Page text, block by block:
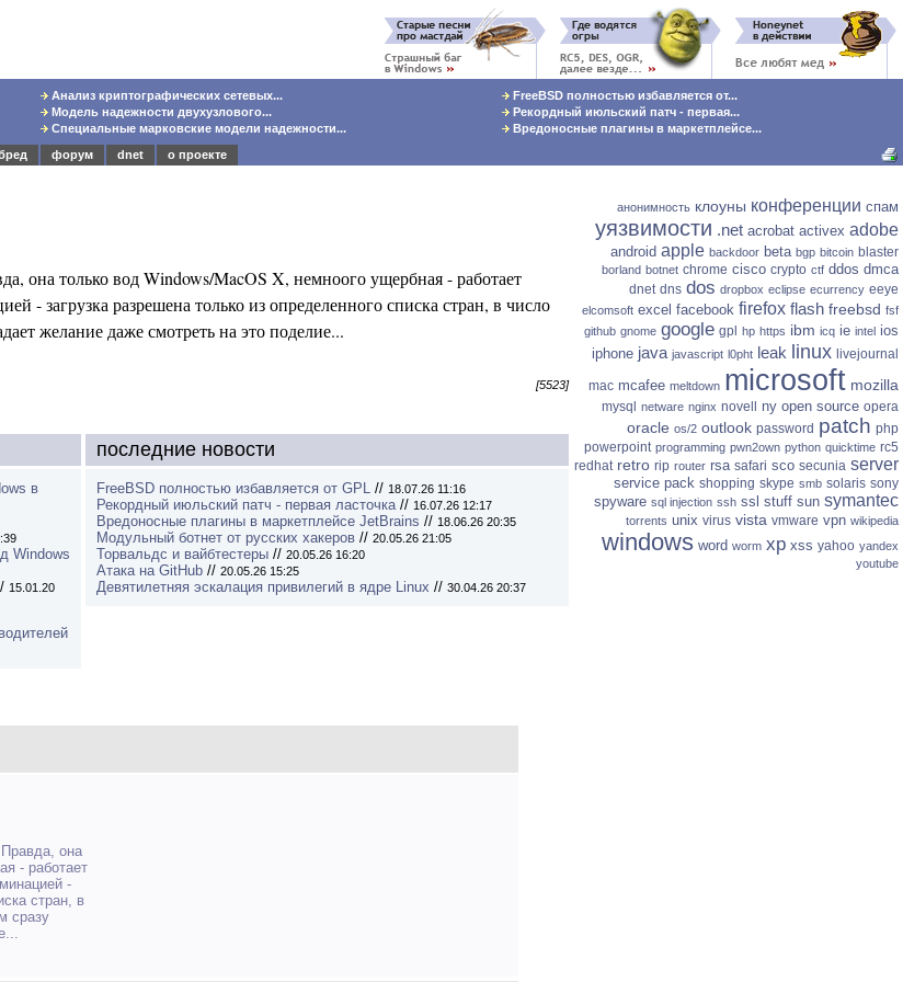
Анализ криптографических сетевых...
Модель надежности двухузлового...
Специальные марковские модели надежности...
FreeBSD полностью избавляется от...
Рекордный июльский патч - первая...
Вредоносные плагины в маркетплейсе...
форум dnet
о проекте
она только вод Windows/MacOS X, немноого ущербная - работает
- загрузка разрешена только из определенного списка стран, в число
желание даже смотреть на это поделие...
[5523]
в
Windows
15.01.20
последние новости
FreeBSD полностью избавляется от GPL // 18.07.26 11:16
Рекордный июльский патч - первая ласточка// 16.07.26 12:17
Вредоносные плагины в маркетплейсе JetBrains // 18.06.26 20:35
Модульный ботнет от русских хакеров // 20.05.26 21:05
Торвальдс и вайбтестеры // 20.05.26 16:20
Атака на GitHub // 20.05.26 15:25
Девятилетняя эскалация привилегий в ядре Linux // 30.04.26 20:37
она
- работает
-
стран, в
сразу
анонимность клоуны конференции спам
уязвимости .net acrobat activex adobe
android apple backdoor beta bgp bitcoin blaster
borland botnet chrome cisco crypto ctf ddos dmca
dnet dns dos dropbox eclipse ecurrency eeye
elcomsoft excel facebook firefox flash freebsd fsf
github gnome google gpl hp https ibm icq ie intel ios
iphone java javascript l0pht leak linux livejournal
mac mcafee meltdown microsoft mozilla
mysql netware nginx novell ny open source opera
oracle os/2 outlook password patch php
powerpoint programming pwn2own python quicktime rc5
redhat retro rip router rsa safari sco secunia server
service pack shopping skype smb solaris sony
spyware sql injection ssh ssl stuff sun symantec
torrents unix virus vista vmware vpn wikipedia
windows word worm xp xss yahoo yandex
youtube